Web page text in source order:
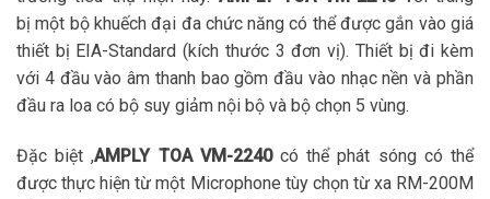
bị một bộ khuếch đại đa chức năng có thể được gắn vào giá
thiết bị EIA-Standard (kích thước 3 đơn vị). Thiết bị đi kèm
với 4 đầu vào âm thanh bao gồm đầu vào nhạc nền và phần
đầu ra loa có bộ suy giảm nội bộ và bộ chọn 5 vùng.
Đặc biệt ,AMPLY TOA VM-2240có thể phát sóng có thể
được thực hiện từ một Microphone tùy chọn từ xa RM-200M